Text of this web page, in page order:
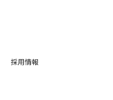
採用情報